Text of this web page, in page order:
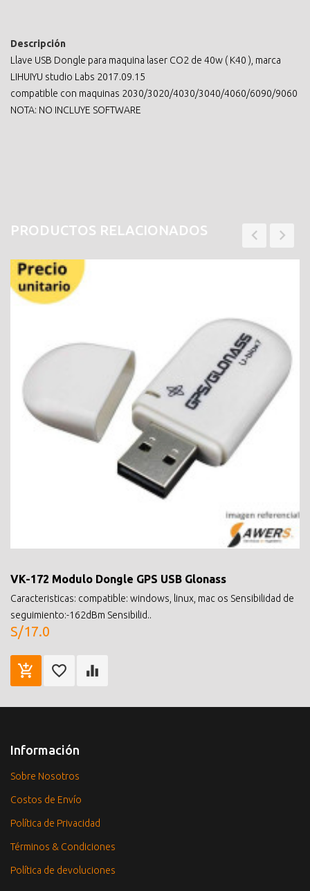
Descripción
Llave USB Dongle para maquina laser CO2 de 40w ( K40 ), marca
LIHUIYU studio Labs 2017.09.15
compatible con maquinas 2030/3020/4030/3040/4060/6090/9060
NOTA: NO INCLUYE SOFTWARE
PRODUCTOS RELACIONADOS
VK-172 Modulo Dongle GPS USB Glonass
Caracteristicas: compatible: windows, linux, mac os Sensibilidad de
seguimiento:-162dBm Sensibilid..
S/17.0
Información
Sobre Nosotros
Costos de Envío
Política de Privacidad
Términos & Condiciones
Política de devoluciones